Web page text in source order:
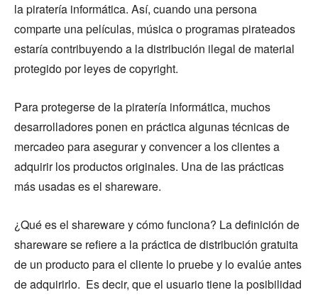
la piratería informática. Así, cuando una persona
comparte una películas, música o programas pirateados
estaría contribuyendo a la distribución ilegal de material
protegido por leyes de copyright.
Para protegerse de la piratería informática, muchos
desarrolladores ponen en práctica algunas técnicas de
mercadeo para asegurar y convencer a los clientes a
adquirir los productos originales. Una de las prácticas
más usadas es el shareware.
¿Qué es el shareware y cómo funciona? La definición de
shareware se refiere a la práctica de distribución gratuita
de un producto para el cliente lo pruebe y lo evalúe antes
de adquirirlo. Es decir, que el usuario tiene la posibilidad